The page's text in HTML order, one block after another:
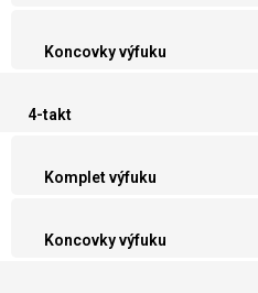
Koncovky výfuku
4-takt
Komplet výfuku
Koncovky výfuku